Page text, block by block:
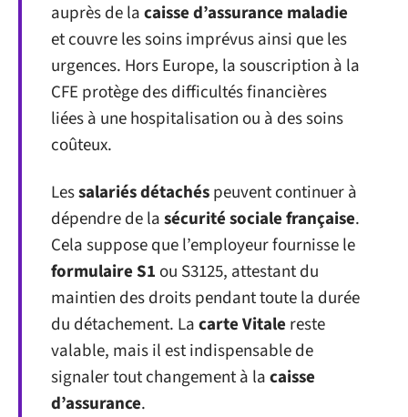
auprès de lacaisse d’assurance maladie
et couvre les soins imprévus ainsi que les
urgences. Hors Europe, la souscription à la
CFE protège des difficultés financières
liées à une hospitalisation ou à des soins
coûteux.
Lessalariés détachéspeuvent continuer à
dépendre de lasécurité sociale française.
Cela suppose que l’employeur fournisse le
formulaire S1 ou S3125, attestant du
maintien des droits pendant toute la durée
du détachement. Lacarte Vitale reste
valable, mais il est indispensable de
signaler tout changement à lacaisse
d’assurance.